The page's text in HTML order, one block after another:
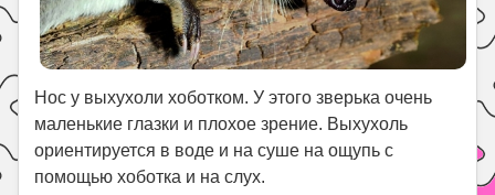
Нос у выхухоли хоботком. У этого зверька очень
маленькие глазки и плохое зрение. Выхухоль
ориентируется в воде и на суше на ощупь с
помощью хоботка и на слух.